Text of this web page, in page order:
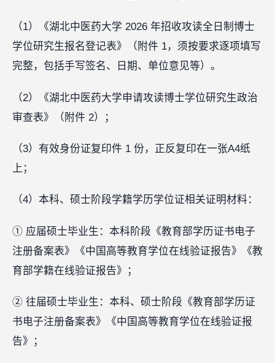
（1）《湖北中医药大学 2026 年招收攻读全日制博士
学位研究生报名登记表》（附件 1，须按要求逐项填写
完整，包括手写签名、日期、单位意见等）。
（2）《湖北中医药大学申请攻读博士学位研究生政治
审查表》（附件 2）；
（3）有效身份证复印件 1 份，正反复印在一张A4纸
上；
（4）本科、硕士阶段学籍学历学位证相关证明材料：
① 应届硕士毕业生：本科阶段《教育部学历证书电子
注册备案表》《中国高等教育学位在线验证报告》《教
育部学籍在线验证报告》；
② 往届硕士毕业生：本科、硕士阶段《教育部学历证
书电子注册备案表》《中国高等教育学位在线验证报
告》；